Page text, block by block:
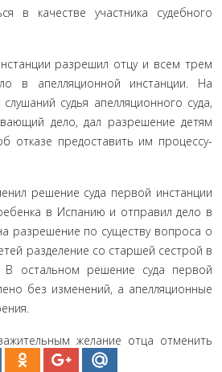
в качестве участника судебного
разрешил отцу и всем трем
в апелляционной инстанции. На
судья апелляционного суда,
дело, дал разрешение де­тям
отказе предоставить им процессу­
решение суда первой ин­станции
в Испанию и отправил дело в
разрешение по существу во­проса о
разделение со старшей сестрой в
В остальном решение суда первой
без изменений, а апелля­ционные
желание отца отме­нить
в качестве государства обычного